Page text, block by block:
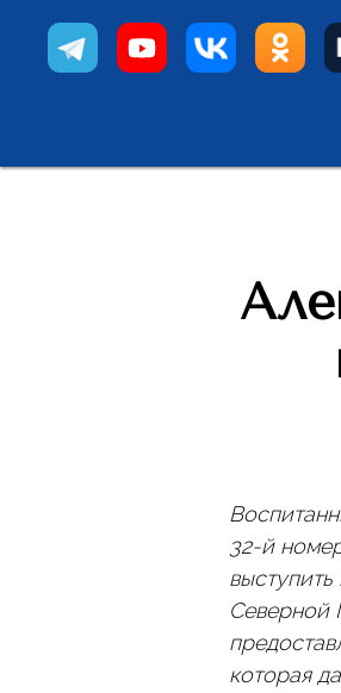
32-й
Северной
которая